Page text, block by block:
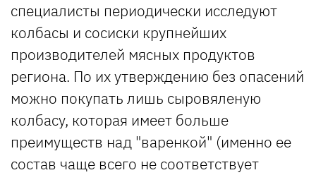
специалисты периодически исследуют
колбасы и сосиски крупнейших
производителей мясных продуктов
региона. По их утверждению без опасений
можно покупать лишь сыровяленую
колбасу, которая имеет больше
преимуществ над "варенкой" (именно ее
состав чаще всего не соответствует